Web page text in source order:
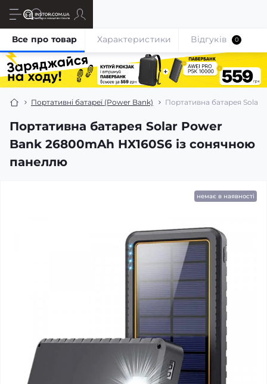
Портативні батареї (Power Bank) Портативна батарея Solar
Портативна батарея Solar Power
Bank 26800mAh HX160S6 із сонячною
панеллю
Все про товар Характеристики Відгуків 0
немає в наявності